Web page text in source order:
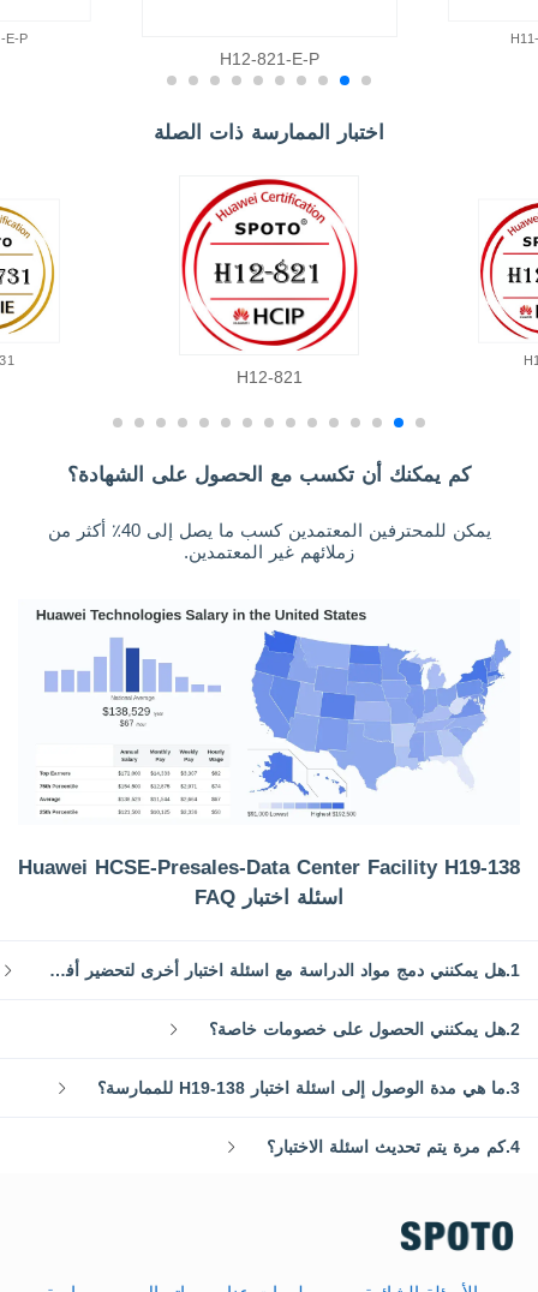
H12-821-E-P
E-P
اختبار الممارسة ذات الصلة
H12-821
كم يمكنك أن تكسب مع الحصول على الشهادة؟
يمكن للمحترفين المعتمدين كسب ما يصل إلى 40٪ أكثر من
زملائهم غير المعتمدين.
Huawei HCSE-Presales-Data Center Facility H19-138
اسئلة اختبار FAQ
1.هل يمكنني دمج مواد الدراسة مع اسئلة اختبار أخرى لتحضير أفضل؟
2.هل يمكنني الحصول على خصومات خاصة؟
3.ما هي مدة الوصول إلى اسئلة اختبار H19-138 للممارسة؟
4.كم مرة يتم تحديث اسئلة الاختبار؟